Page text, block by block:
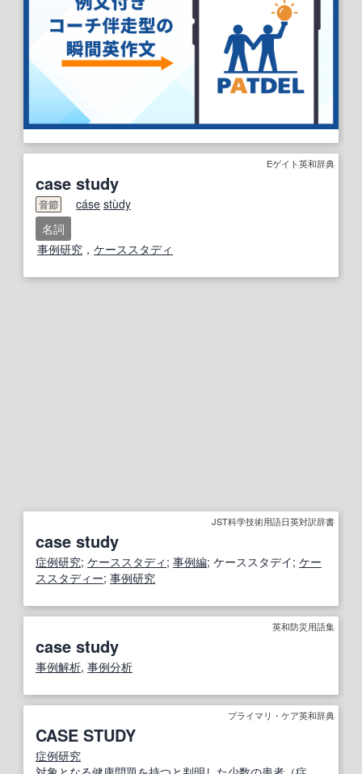
Eゲイト英和辞典
case study
音節 case study
名詞
事例研究 ， ケーススタディ
JST科学技術用語日英対訳辞書
case study
症例研究; ケーススタディ ; 事例編; ケーススタデイ; ケー
ススタディー; 事例研究
英和防災用語集
case study
事例解析, 事例分析
プライマリ・ケア英和辞典
CASE STUDY
症例研究